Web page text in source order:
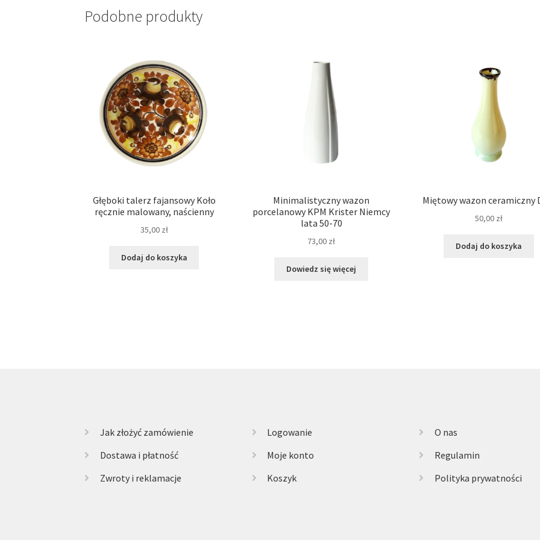
Podobne produkty
Głęboki talerz fajansowy Koło
ręcznie malowany, naścienny
35,00 zł
Dodaj do koszyka
Minimalistyczny wazon
porcelanowy KPM Krister Niemcy
lata 50-70
73,00 zł
Dowiedz się więcej
Miętowy wazon ceramiczny
50,00 zł
Dodaj do koszyka
Jak złożyć zamówienie
Dostawa i płatność
Zwroty i reklamacje
Logowanie
Moje konto
Koszyk
O nas
Regulamin
Polityka prywatności